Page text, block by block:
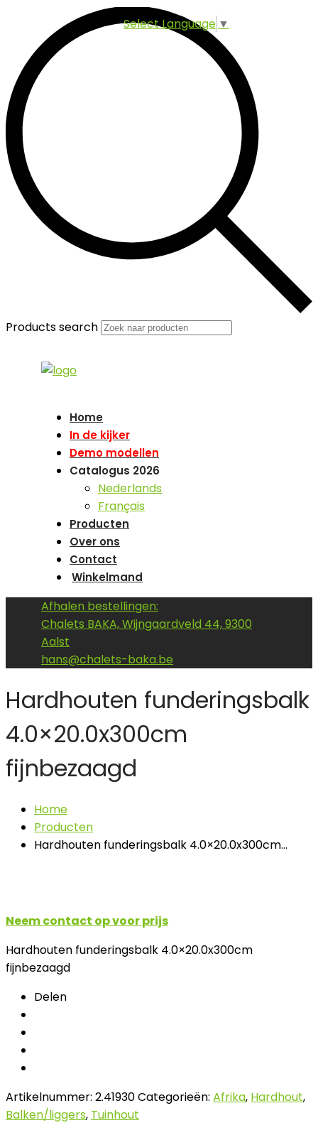
Select Language ▼
Products search
Home
In de kijker
Demo modellen
Catalogus 2026
Nederlands
Français
Producten
Over ons
Contact
Winkelmand
Afhalen bestellingen:
Chalets BAKA, Wijngaardveld 44, 9300
Aalst
hans@chalets-baka.be
Hardhouten funderingsbalk
4.0×20.0x300cm
fijnbezaagd
Home
Producten
Hardhouten funderingsbalk 4.0×20.0x300cm…
Neem contact op voor prijs
Hardhouten funderingsbalk 4.0×20.0x300cm
fijnbezaagd
Delen
Artikelnummer: 2.41930Categorieën: Afrika, Hardhout,
Balken/liggers, Tuinhout